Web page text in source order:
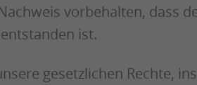
vorbehalten, dass
ist.
gesetzlichen Rechte,